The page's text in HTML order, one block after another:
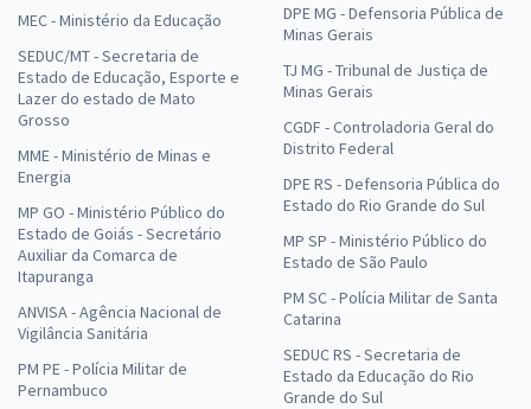
MEC - Ministério da Educação
SEDUC/MT - Secretaria de
Estado de Educação, Esporte e
Lazer do estado de Mato
Grosso
MME - Ministério de Minas e
Energia
MP GO - Ministério Público do
Estado de Goiás - Secretário
Auxiliar da Comarca de
Itapuranga
ANVISA - Agência Nacional de
Vigilância Sanitária
PM PE - Polícia Militar de
Pernambuco
DPE MG - Defensoria Pública de
Minas Gerais
TJ MG - Tribunal de Justiça de
Minas Gerais
CGDF - Controladoria Geral do
Distrito Federal
DPE RS - Defensoria Pública do
Estado do Rio Grande do Sul
MP SP - Ministério Público do
Estado de São Paulo
PM SC - Polícia Militar de Santa
Catarina
SEDUC RS - Secretaria de
Estado da Educação do Rio
Grande do Sul